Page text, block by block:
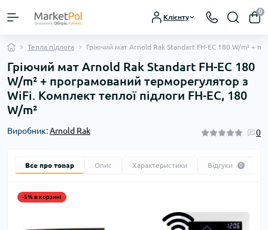
Клієнту
0
Тепла підлога Гріючий мат Arnold Rak Standart FH-EC 180 W/m² +
Гріючий мат Arnold Rak Standart FH-EC 180
W/m² + програмований терморегулятор з
WiFi. Комплект теплої підлоги FH-EC, 180
W/m²
Виробник:Arnold Rak 0
Все про товар Опис Характеристики Відгуки 0
-5% в корзині